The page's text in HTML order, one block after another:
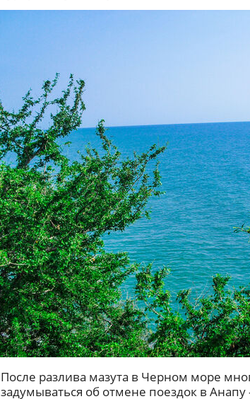
После разлива мазута в Черном море
задумываться об отмене поездок в